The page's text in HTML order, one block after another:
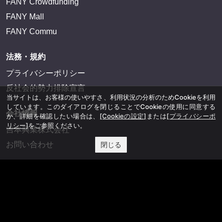
FANY Crowdfunding
FANY Mall
FANY Commu
法務・規約
プライバシーポリシー
反社会的勢力排除宣言
会社情報
吉本興業株式会社
お問い合わせ
当サイトは、お客様の使いやすさ、利用状況の分析のためCookieを利用
しています。このダイアログを閉じることでCookieの使用に同意する
か、詳細を確認したい場合は、 [Cookieの設定] または[プライバシーポ
リシー]をご参照ください。
閉じる